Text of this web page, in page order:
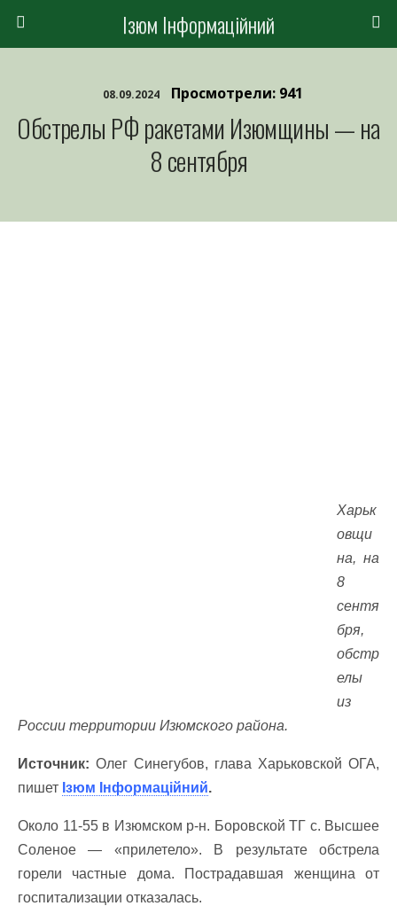
Ізюм Інформаційний
08.09.2024 Просмотрели: 941
Обстрелы РФ ракетами Изюмщины — на
8 сентября
Харьк
овщи
на, на
8
сентя
бря,
обстр
елы
из
России территории Изюмского района.
Источник: Олег Синегубов, глава Харьковской ОГА,
пишет Ізюм Інформаційний.
Около 11-55 в Изюмском р-н. Боровской ТГ с. Высшее
Соленое — «прилетело». В результате обстрела
горели частные дома. Пострадавшая женщина от
госпитализации отказалась.